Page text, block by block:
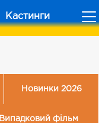
Кастинги
Новинки 2026
Випадковий фільм